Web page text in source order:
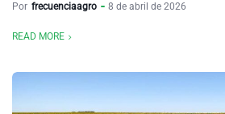
Por frecuenciaagro 8 de abril de 2026
READ MORE